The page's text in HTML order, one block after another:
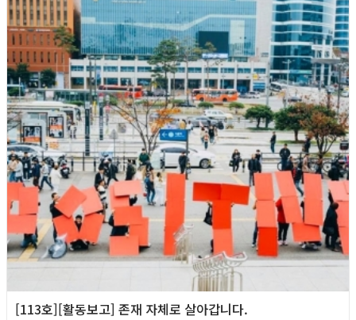
[113호][활동보고] 존재 자체로 살아갑니다.